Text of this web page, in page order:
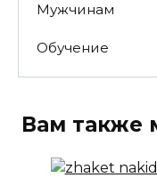
Мужчинам
Обучение
Вам также